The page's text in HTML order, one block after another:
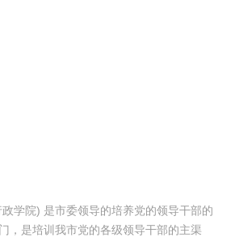
学院) 是市委领导的培养党的领导干部的
，是培训我市党的各级领导干部的主渠